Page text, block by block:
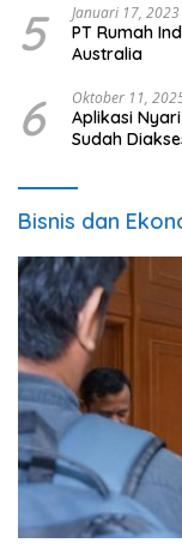
5 Januari 17, 2023
PT Rumah
Australia
6 Oktober 11,
Aplikasi
Sudah
Bisnis dan